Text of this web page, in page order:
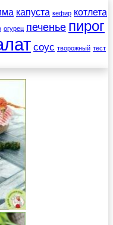
капуста кефир котлета
огурец печенье пирог
соус творожный тест